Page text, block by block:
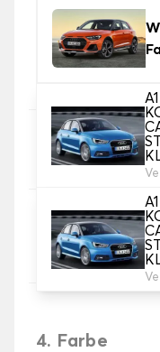
2. Satz von
Wählen Sie die
3. Material
Wählen Sie das
4. Farbe